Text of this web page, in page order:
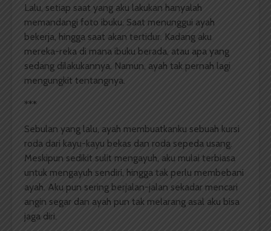
Lalu, setiap saat yang aku lakukan hanyalah
memandangi foto ibuku. Saat menunggui ayah
bekerja, hingga saat akan tertidur. Kadang aku
mereka-reka di mana ibuku berada, atau apa yang
sedang dilakukannya. Namun, ayah tak pernah lagi
mengungkit tentangnya.
***
Sebulan yang lalu, ayah membuatkanku sebuah kursi
roda dari kayu-kayu bekas dan roda sepeda usang.
Meskipun sedikit sulit mengayuh, aku mulai terbiasa
untuk mengayuh sendiri, hingga tak perlu membebani
ayah. Aku pun sering berjalan-jalan sekadar mencari
angin segar dan ayah pun tak melarang asal aku bisa
jaga diri.